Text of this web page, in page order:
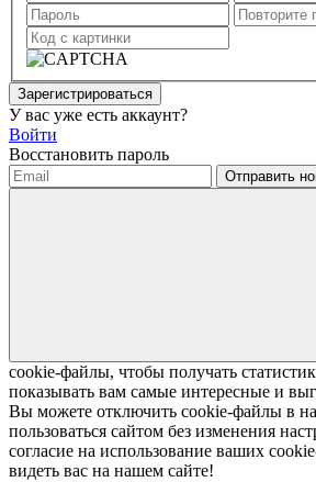
Зарегистрироваться
У вас уже есть аккаунт?
Войти
Восстановить пароль
Отправить
cookie-файлы, чтобы получать
показывать вам самые интересные и
Вы можете отключить cookie-файлы в
пользоваться сайтом без изменения
согласие на использование ваших
видеть вас на нашем сайте!